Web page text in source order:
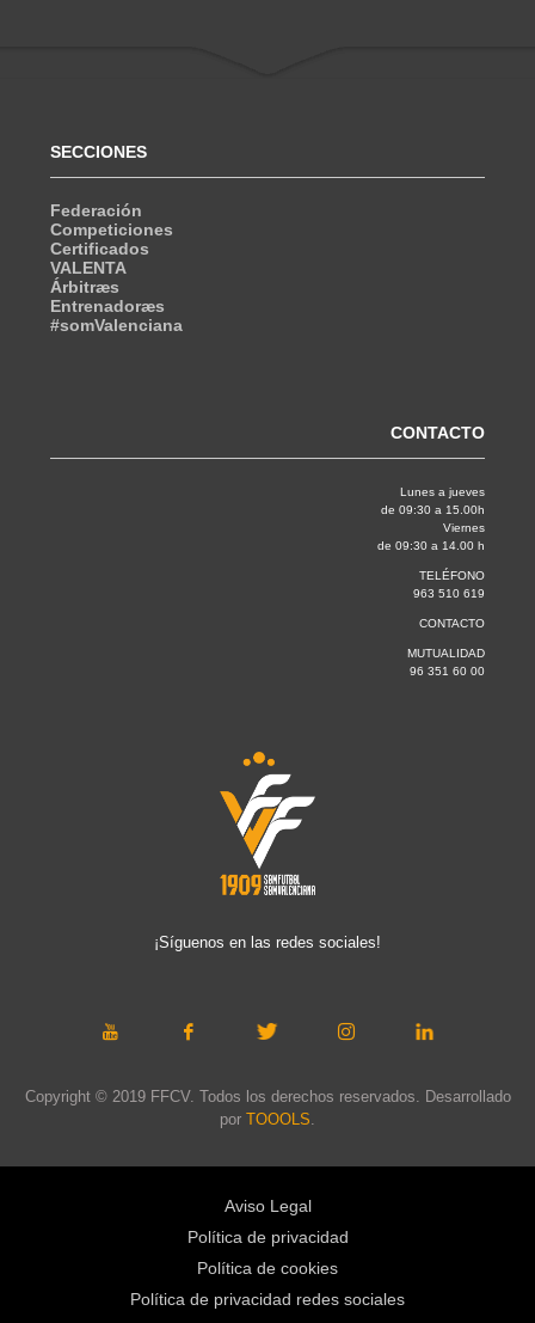
SECCIONES
Federación
Competiciones
Certificados
VALENTA
Árbitræs
Entrenadoræs
#somValenciana
CONTACTO
Lunes a jueves
de 09:30 a 15.00h
Viernes
de 09:30 a 14.00 h
TELÉFONO
963 510 619
CONTACTO
MUTUALIDAD
96 351 60 00
¡Síguenos en las redes sociales!
Copyright © 2019 FFCV. Todos los derechos reservados. Desarrollado
por TOOOLS.
Aviso Legal
Política de privacidad
Política de cookies
Política de privacidad redes sociales